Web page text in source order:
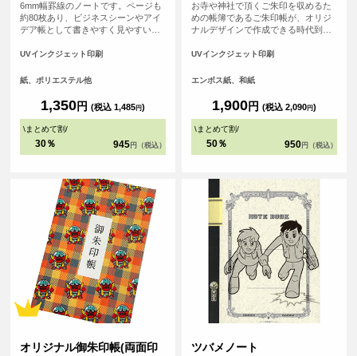
6mm幅罫線のノートです。ページも
約80枚あり、ビジネスシーンやアイ
デア帳として書きやすく見やすい便
UVインクジェット印刷
紙、ポリエステル他
1,350円 (税込 1,485円)
\まとめて割/
30％ 945 円（税込）
お寺や神社で頂くご朱印を収めるた
めの帳簿であるご朱印帳が、オリジ
ナルデザインで作成できる時代到
で作ったデザインをプリントしてMY
好きな友だちへのプレゼントなどに
で、初詣などで他の人と差をつけよ
う！ 表紙の紙は光に当てると微妙に
輝く和風な仕上げになっています。
印帳です。
UVインクジェット印刷
エンボス紙、和紙
1,900円 (税込 2,090円)
\まとめて割/
50％ 950 円（税込）
オリジナル御朱印帳(両面印
ツバメノート